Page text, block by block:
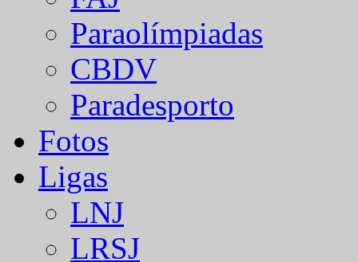
Paraolímpiadas
CBDV
Paradesporto
Fotos
Ligas
LNJ
LRSJ